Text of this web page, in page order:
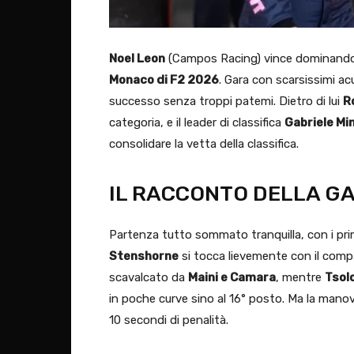
Noel Leon (Campos Racing) vince
Monaco di F2 2026. Gara con scarsissimi
successo senza troppi patemi. Dietro di lui
categoria, e il leader di classifica Gabriele
consolidare la vetta della classifica.
IL RACCONTO DELLA
Partenza tutto sommato tranquilla, con i
Stenshorne si tocca lievemente con il
scavalcato da Maini e Camara, mentre
in poche curve sino al 16° posto. Ma la
10 secondi di penalità.